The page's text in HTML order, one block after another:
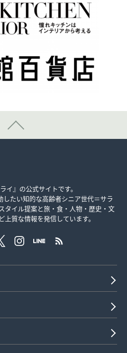
イ』の公式サイトです。
したい知的な高齢者シニア世代＝サラ
タイル提案と旅・食・人物・歴史・文
質な情報を発信しています。